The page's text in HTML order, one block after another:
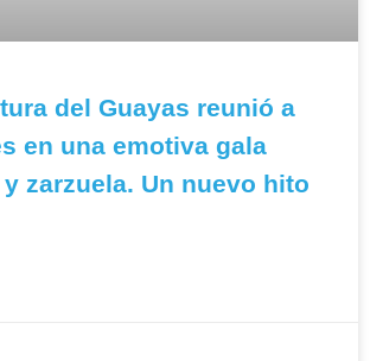
del Guayas reunió a
en una emotiva gala
zarzuela. Un nuevo hito